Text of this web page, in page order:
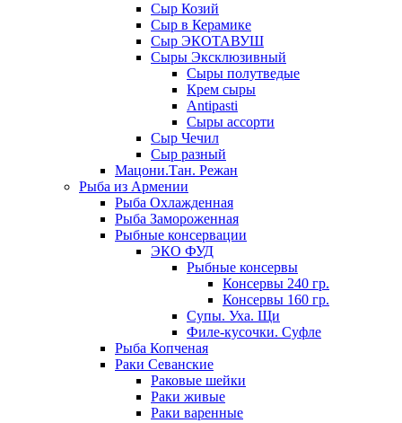
Сыр Козий
Сыр в Керамике
Сыр ЭКОТАВУШ
Сыры Эксклюзивный
Сыры полутведые
Крем сыры
Antipasti
Сыры ассорти
Сыр Чечил
Сыр разный
Мацони.Тан. Режан
Рыба из Армении
Рыба Охлажденная
Рыба Замороженная
Рыбные консервации
ЭКО ФУД
Рыбные консервы
Консервы 240 гр.
Консервы 160 гр.
Супы. Уха. Щи
Филе-кусочки. Суфле
Рыба Копченая
Раки Севанские
Раковые шейки
Раки живые
Раки варенные